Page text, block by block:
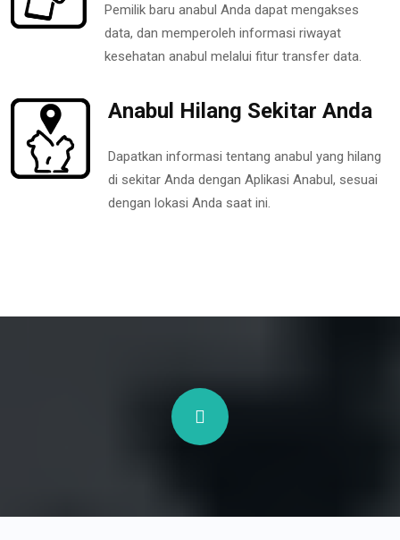
Pemilik baru anabul Anda dapat mengakses
data, dan memperoleh informasi riwayat
kesehatan anabul melalui fitur transfer data.
Anabul Hilang Sekitar Anda
Dapatkan informasi tentang anabul yang hilang
di sekitar Anda dengan Aplikasi Anabul, sesuai
dengan lokasi Anda saat ini.